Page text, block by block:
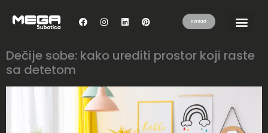
Kontakt
Dečije sobe: kako urediti prostor koji raste
sa detetom